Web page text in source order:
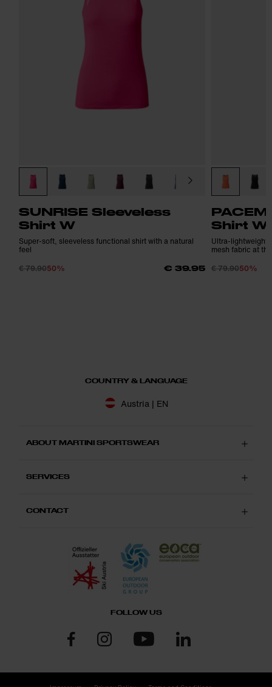
SUNRISE Sleeveless
Shirt W
Super-soft, sleeveless functional shirt with a natural
feel
€ 79.9050% € 39.95
Shirt W
Ultra-lightweight
mesh fabric at
€ 79.9050%
COUNTRY & LANGUAGE
Austria | EN
ABOUT MARTINI SPORTSWEAR
SERVICES
CONTACT
FOLLOW US